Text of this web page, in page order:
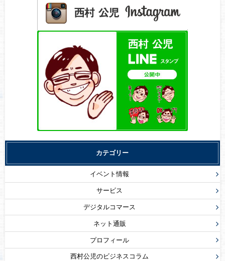
カテゴリー
イベント情報
サービス
デジタルコマース
ネット通販
プロフィール
西村公児のビジネスコラム